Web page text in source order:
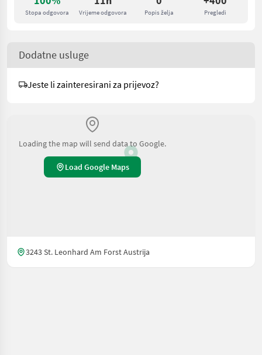
Stopa odgovora Vrijeme odgovora Popis želja Pregledi
Dodatne usluge
Jeste li zainteresirani za prijevoz?
Loading the map will send data to Google.
Load Google Maps
3243 St. Leonhard Am Forst Austrija